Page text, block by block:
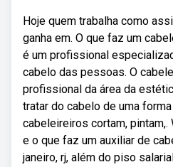
Hoje quem trabalha como
ganha em. O que faz um
é um profissional
cabelo das pessoas. O
profissional da área da
tratar do cabelo de uma
cabeleireiros cortam, pintam,.
e o que faz um auxiliar de
janeiro, rj, além do piso